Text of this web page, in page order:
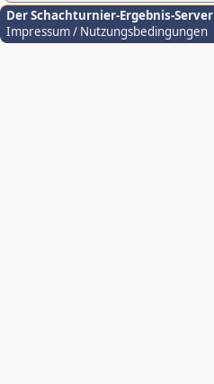
Der Schachturnier-Ergebnis-Server
Impressum / Nutzungsbedingungen